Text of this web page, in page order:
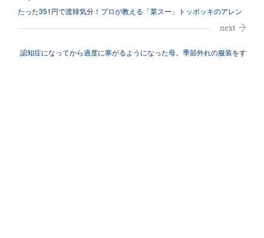
たった351円で渡韓気分！プロが教える「業スー」トッポッキのアレン
認知症になってから過度に寒がるようになった母。季節外れの服装をす